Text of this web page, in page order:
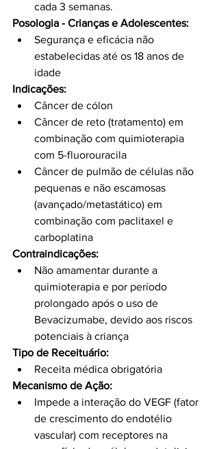
cada 3 semanas.
Posologia - Crianças e Adolescentes:
Segurança e eficácia não
estabelecidas até os 18 anos de
idade
Indicações:
Câncer de cólon
Câncer de reto (tratamento) em
combinação com quimioterapia
com 5-fluorouracila
Câncer de pulmão de células não
pequenas e não escamosas
(avançado/metastático) em
combinação com paclitaxel e
carboplatina
Contraindicações:
Não amamentar durante a
quimioterapia e por período
prolongado após o uso de
Bevacizumabe, devido aos riscos
potenciais à criança
Tipo de Receituário:
Receita médica obrigatória
Mecanismo de Ação:
Impede a interação do VEGF (fator
de crescimento do endotélio
vascular) com receptores na